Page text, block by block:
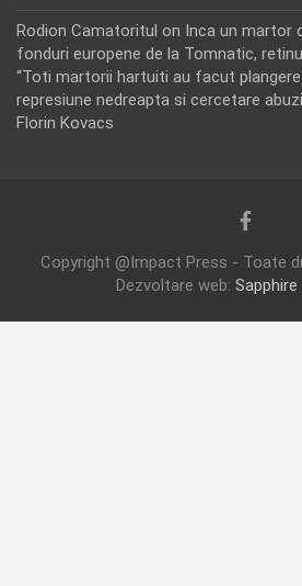
Rodion Camatoritul on Inca un martor
fonduri europene de la Tomnatic,
“Toti martorii hartuiti au facut
represiune nedreapta si cercetare
Florin Kovacs
Copyright @Impact Press - Toate
Dezvoltare web: